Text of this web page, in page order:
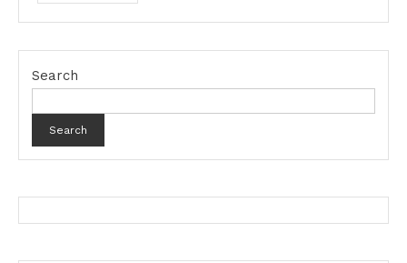
Search
Search